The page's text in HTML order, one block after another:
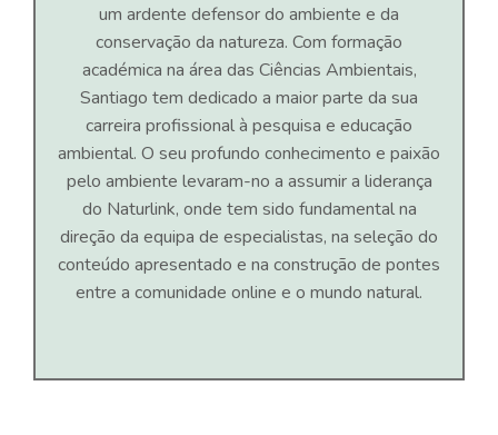
um ardente defensor do ambiente e da
conservação da natureza. Com formação
académica na área das Ciências Ambientais,
Santiago tem dedicado a maior parte da sua
carreira profissional à pesquisa e educação
ambiental. O seu profundo conhecimento e paixão
pelo ambiente levaram-no a assumir a liderança
do Naturlink, onde tem sido fundamental na
direção da equipa de especialistas, na seleção do
conteúdo apresentado e na construção de pontes
entre a comunidade online e o mundo natural.